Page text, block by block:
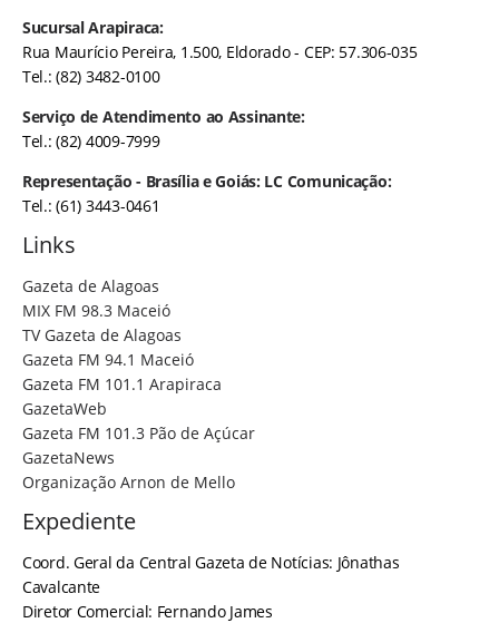
Sucursal Arapiraca:
Rua Maurício Pereira, 1.500, Eldorado - CEP: 57.306-035
Tel.: (82) 3482-0100
Serviço de Atendimento ao Assinante:
Tel.: (82) 4009-7999
Representação - Brasília e Goiás: LC Comunicação:
Tel.: (61) 3443-0461
Links
Gazeta de Alagoas
MIX FM 98.3 Maceió
TV Gazeta de Alagoas
Gazeta FM 94.1 Maceió
Gazeta FM 101.1 Arapiraca
GazetaWeb
Gazeta FM 101.3 Pão de Açúcar
GazetaNews
Organização Arnon de Mello
Expediente
Coord. Geral da Central Gazeta de Notícias: Jônathas
Cavalcante
Diretor Comercial: Fernando James